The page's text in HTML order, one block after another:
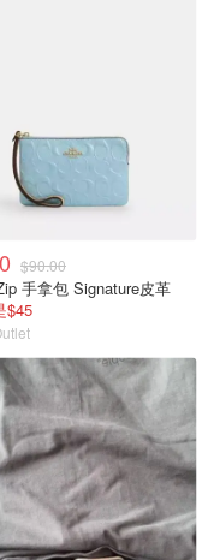
$90.00
手拿包 Signature皮革
$45